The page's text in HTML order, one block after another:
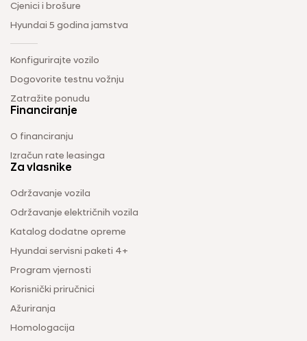
Cjenici i brošure
Hyundai 5 godina jamstva
Konfigurirajte vozilo
Dogovorite testnu vožnju
Zatražite ponudu
Financiranje
O financiranju
Izračun rate leasinga
Za vlasnike
Održavanje vozila
Održavanje električnih vozila
Katalog dodatne opreme
Hyundai servisni paketi 4+
Program vjernosti
Korisnički priručnici
Ažuriranja
Homologacija